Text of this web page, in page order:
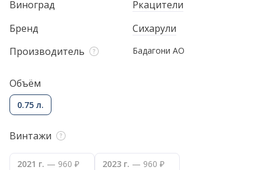
Виноград
Ркацители
Бренд
Сихарули
Производитель
Бадагони АО
Объём
0.75 л.
Винтажи
2021 г. — 960 ₽ 2023 г. — 960 ₽